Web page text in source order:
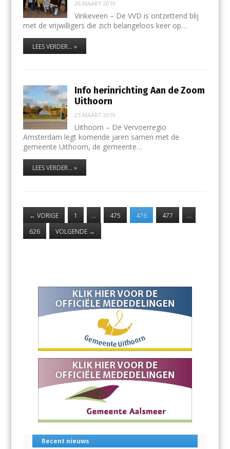
26 MAART 2019
Vinkeveen – De VVD is ontzettend blij
met de vrijwilligers die zich belangeloos keer op…
LEES VERDER... »
Info herinrichting Aan de Zoom
Uithoorn
25 MAART 2019
Uithoorn – De Vervoerregio
Amsterdam legt komende jaren samen met de
gemeente Uithoorn, de gemeente…
LEES VERDER... »
← VORIGE 1 … 475 476 477
…
626
VOLGENDE →
Recent nieuws